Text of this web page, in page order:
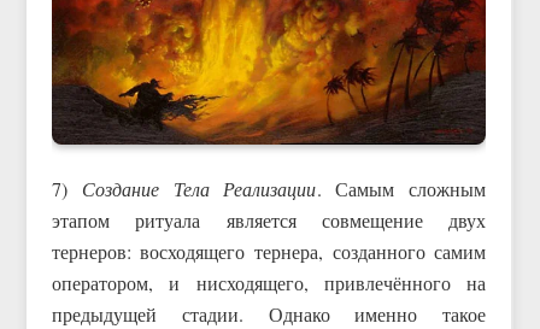
7) Создание Тела Реализации. Самым сложным
этапом ритуала является совмещение двух
тернеров: восходящего тернера, созданного самим
оператором, и нисходящего, привлечённого на
предыдущей стадии. Однако именно такое